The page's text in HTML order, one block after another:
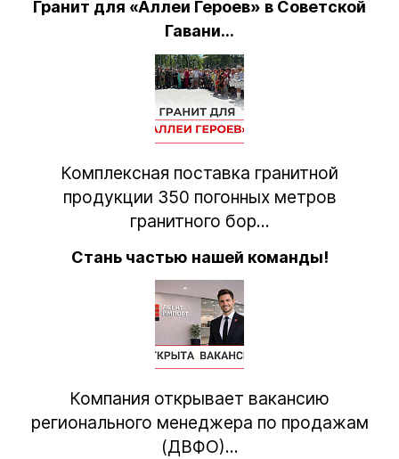
Гранит для «Аллеи Героев» в Советской
Гавани...
Комплексная поставка гранитной
продукции 350 погонных метров
гранитного бор...
Стань частью нашей команды!
Компания открывает вакансию
регионального менеджера по продажам
(ДВФО)...